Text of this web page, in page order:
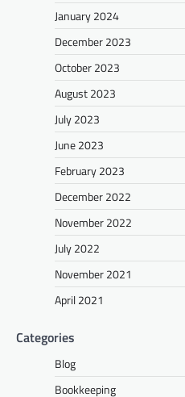
January 2024
December 2023
October 2023
August 2023
July 2023
June 2023
February 2023
December 2022
November 2022
July 2022
November 2021
April 2021
Categories
Blog
Bookkeeping